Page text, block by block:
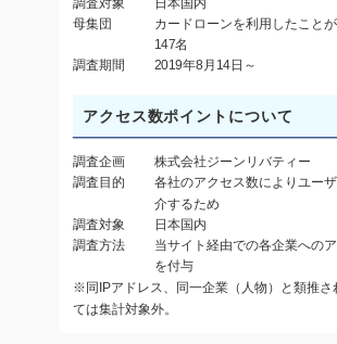
母集団 カードローンを利用したこと
147名
調査期間 2019年8月14日～
アクセス数ポイントについて
調査企画 株式会社ジーンリバティー
調査目的
各社のアクセス数によりユー
介するため
調査対象
日本国内
調査方法
当サイト経由での各企業への
を付与
※同IPアドレス、同一企業（人物）と類推
ては集計対象外。